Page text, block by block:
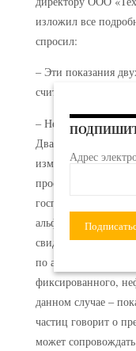
изложил все
спросил:
– Эти показания
считать нормой?
– Нет, это назвать
Два прибора, один
измерения
просто
госповерку,
альфа-частиц. Это
свидетельствующие
по альфа-излучению
фиксированного,
данном случае –
частиц говорит о
может
Адрес